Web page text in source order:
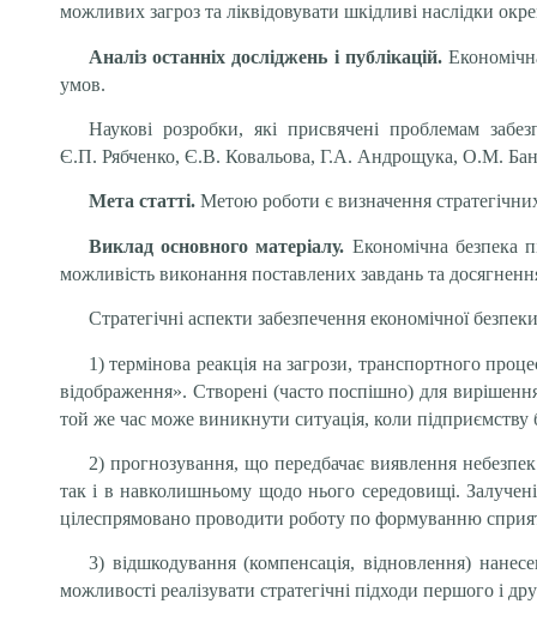
можливих загроз та ліквідовувати шкідливі наслідки
Аналіз останніх досліджень і публікацій.
умов.
Наукові розробки, які присвячені проблемам
Є.П. Рябченко, Є.В. Ковальова, Г.А. Андрощука, О.М.
Мета статті. Метою роботи є визначення
Виклад основного матеріалу. Економічна безпека
можливість виконання поставлених завдань та
Стратегічні аспекти забезпечення економічної
1) термінова реакція на загрози, транспортного
відображення». Створені (часто поспішно) для
той же час може виникнути ситуація, коли підприємству
2) прогнозування, що передбачає виявлення небезпек
так і в навколишньому щодо нього середовищі.
цілеспрямовано проводити роботу по формуванню
3) відшкодування (компенсація, відновлення)
можливості реалізувати стратегічні підходи першого і